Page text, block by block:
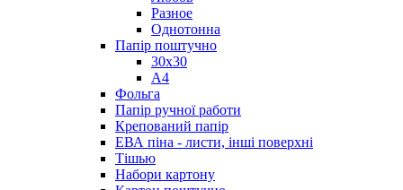
Разное
Однотонна
Папір поштучно
30х30
А4
Фольга
Папір ручної работи
Крепований папір
ЕВА піна - листи, інші поверхні
Тішью
Набори картону